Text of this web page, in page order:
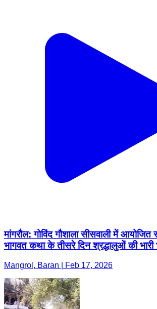
मांगरौल: गोविंद गौशाला सीसवाली में आयोजित
भागवत कथा के तीसरे दिन श्रद्धालुओं की भारी
Mangrol, Baran | Feb 17, 2026